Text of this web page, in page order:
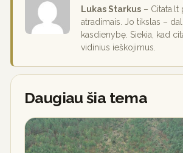
Lukas Starkus –
atradimais. Jo tikslas –
kasdienybę. Siekia, kad
vidinius ieškojimus.
Daugiau šia tema